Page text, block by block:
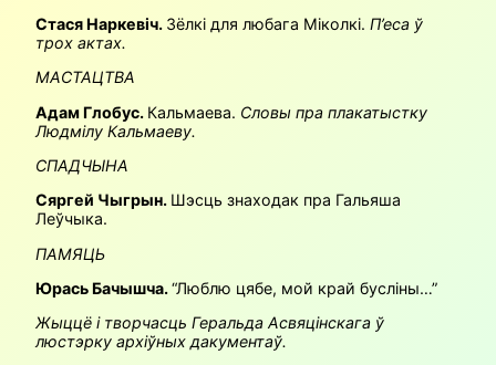
Стася Наркевіч. Зёлкі для любага Міколкі. П’еса ў
трох актах.
МАСТАЦТВА
Адам Глобус. Кальмаева. Словы пра плакатыстку
Людмілу Кальмаеву.
СПАДЧЫНА
Сяргей Чыгрын. Шэсць знаходак пра Гальяша
Леўчыка.
ПАМЯЦЬ
Юрась Бачышча.“Люблю цябе, мой край бусліны…”
Жыццё і творчасць Геральда Асвяцінскага ў
люстэрку архіўных дакументаў.